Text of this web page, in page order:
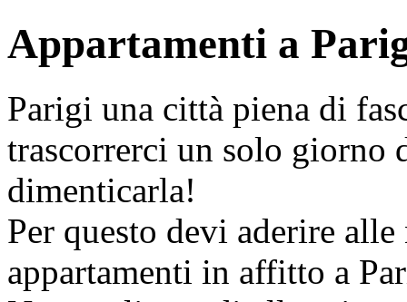
Appartamenti a
Parigi una città piena di
trascorrerci un solo giorno
dimenticarla!
Per questo devi aderire
appartamenti in affitto a